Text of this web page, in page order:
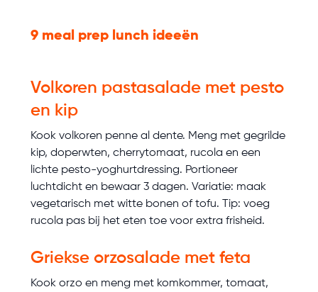
9 meal prep lunch ideeën
Volkoren pastasalade met pesto
en kip
Kook volkoren penne al dente. Meng met gegrilde
kip, doperwten, cherrytomaat, rucola en een
lichte pesto-yoghurtdressing. Portioneer
luchtdicht en bewaar 3 dagen. Variatie: maak
vegetarisch met witte bonen of tofu. Tip: voeg
rucola pas bij het eten toe voor extra frisheid.
Griekse orzosalade met feta
Kook orzo en meng met komkommer, tomaat,